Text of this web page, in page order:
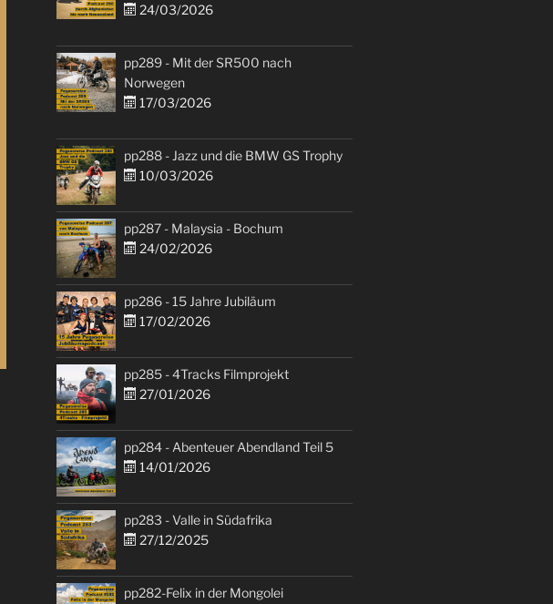
24/03/2026
pp289 - Mit der SR500 nach
Norwegen
17/03/2026
pp288 - Jazz und die BMW GS Trophy
10/03/2026
pp287 - Malaysia - Bochum
24/02/2026
pp286 - 15 Jahre Jubiläum
17/02/2026
pp285 - 4Tracks Filmprojekt
27/01/2026
pp284 - Abenteuer Abendland Teil 5
14/01/2026
pp283 - Valle in Südafrika
27/12/2025
pp282-Felix in der Mongolei